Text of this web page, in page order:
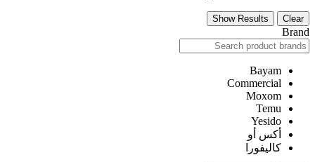
Clear
Show Results
Brand
Bayam
Commercial
Moxom
Temu
Yesido
أكس أو
كاليفورا